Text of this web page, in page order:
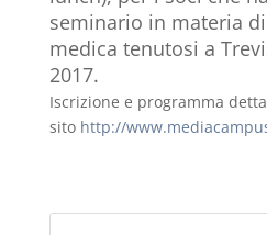
seminario in materia
medica tenutosi a
2017.
Iscrizione e programma
sito http://